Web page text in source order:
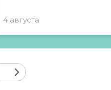
4 августа